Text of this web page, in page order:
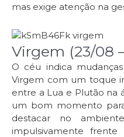
mas exige atenção na
Virgem (23/08
O céu indica
Virgem com um toque
entre a Lua e Plutão na
um bom momento
destacar no
impulsivamente frente